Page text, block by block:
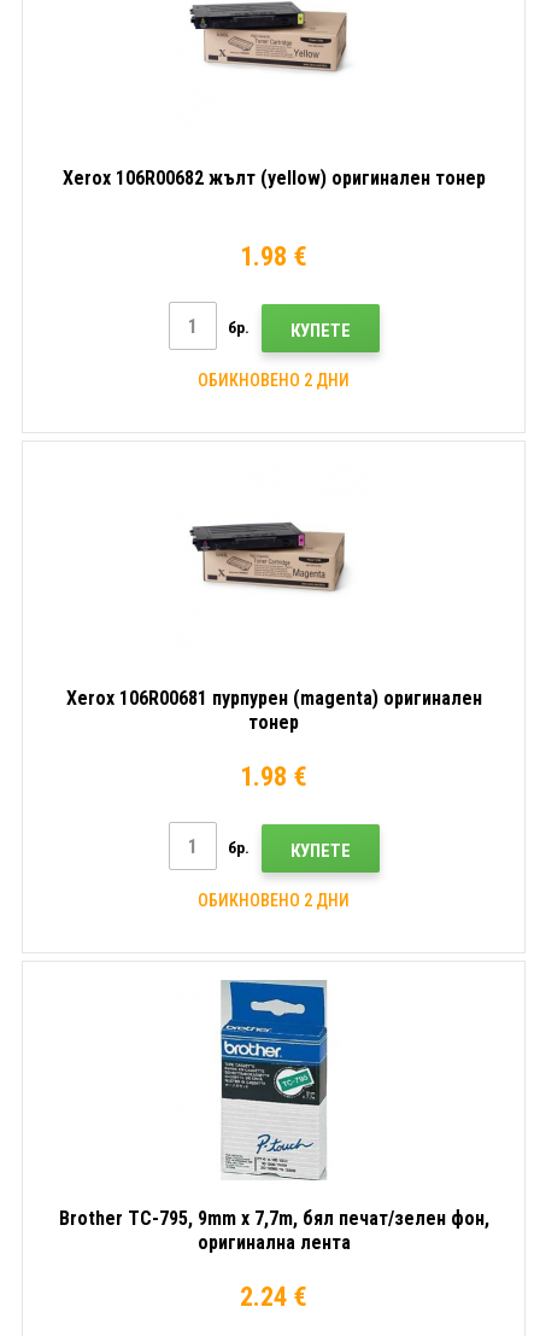
Xerox 106R00682 жълт (yellow) оригинален тонер
1.98 €
бр. КУПЕТЕ
ОБИКНОВЕНО 2 ДНИ
Xerox 106R00681 пурпурен (magenta) оригинален
тонер
1.98 €
бр. КУПЕТЕ
ОБИКНОВЕНО 2 ДНИ
Brother TC-795, 9mm x 7,7m, бял печат/зелен фон,
оригинална лента
2.24 €